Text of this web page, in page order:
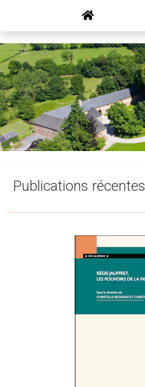
Publications récentes